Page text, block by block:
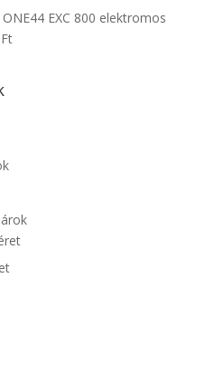
ONE44 EXC 800 elektromos
Ft